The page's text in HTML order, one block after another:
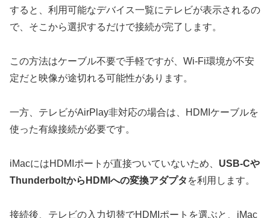
すると、利用可能なデバイス一覧にテレビが表示されるの
で、そこから選択するだけで接続が完了します。
この方法はケーブル不要で手軽ですが、Wi-Fi環境が不安
定だと映像が途切れる可能性があります。
一方、テレビがAirPlay非対応の場合は、HDMIケーブルを
使った有線接続が必要です。
iMacにはHDMIポートが直接ついていないため、 USB-Cや
ThunderboltからHDMIへの変換アダプタ を利用します。
接続後、テレビの入力切替でHDMIポートを選ぶと、iMac